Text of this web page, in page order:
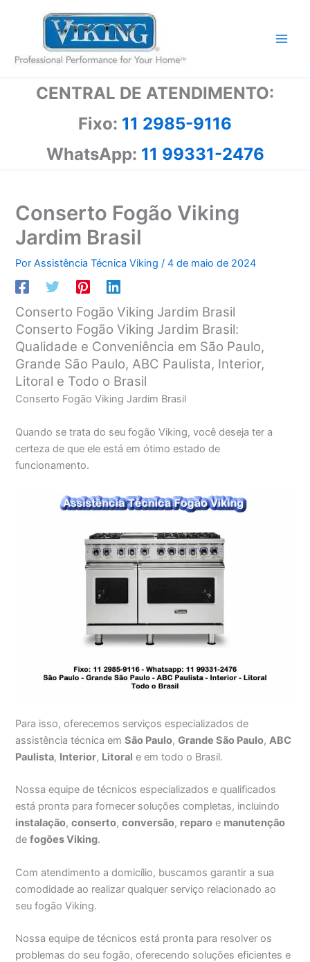
conteúdo
CENTRAL DE ATENDIMENTO:
Fixo: 11 2985-9116
WhatsApp: 11 99331-2476
Conserto Fogão Viking
Jardim Brasil
PorAssistência Técnica Viking/4 de maio de 2024
Conserto Fogão Viking Jardim Brasil
Conserto Fogão Viking Jardim Brasil:
Qualidade e Conveniência em São Paulo,
Grande São Paulo, ABC Paulista, Interior,
Litoral e Todo o Brasil
Conserto Fogão Viking Jardim Brasil
Quando se trata do seu fogão Viking, você deseja ter a
certeza de que ele está em ótimo estado de
funcionamento.
Para isso, oferecemos serviços especializados de
assistência técnica emSão Paulo,Grande São Paulo,ABC
Paulista, Interior, Litoral e em todo o Brasil.
Nossa equipe de técnicos especializados e qualificados
está pronta para fornecer soluções completas, incluindo
instalação,conserto,conversão, reparo e manutenção
defogões Viking.
Com atendimento a domicílio, buscamos garantir a sua
comodidade ao realizar qualquer serviço relacionado ao
seu fogão Viking.
Nossa equipe de técnicos está pronta para resolver os
problemas do seu fogão, oferecendo soluções eficientes e